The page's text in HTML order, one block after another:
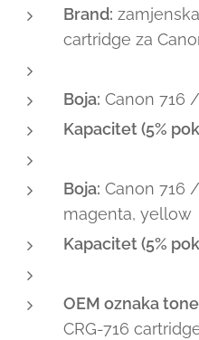
Brand:
cartridge za
Boja: Canon 716
Kapacitet (5%
Boja: Canon 716
magenta, yellow
Kapacitet (5%
OEM oznaka
CRG-716